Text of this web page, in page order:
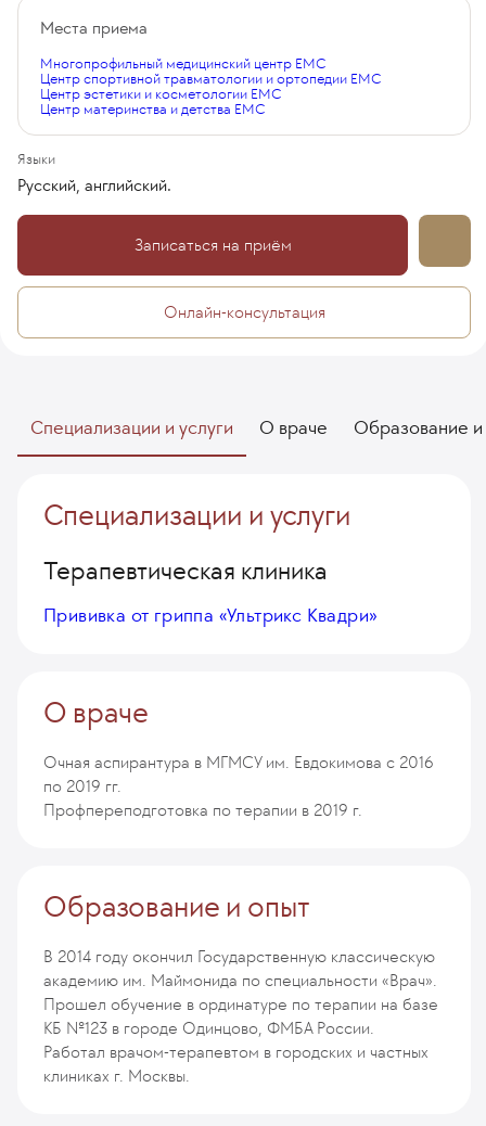
Места приема
Многопрофильный медицинский центр EMC
Центр спортивной травматологии и ортопедии EMC
Центр эстетики и косметологии EMC
Центр материнства и детства EMC
Языки
Русский, английский.
Записаться на приём
Онлайн-консультация
Специализации и услуги О враче Образование
Специализации и услуги
Терапевтическая клиника
Прививка от гриппа «Ультрикс Квадри»
О враче
Очная аспирантура в МГМСУ им. Евдокимова с 2016
по 2019 гг.
Профпереподготовка по терапии в 2019 г.
Образование и опыт
В 2014 году окончил Государственную классическую
академию им. Маймонида по специальности «Врач».
Прошел обучение в ординатуре по терапии на базе
КБ №123 в городе Одинцово, ФМБА России.
Работал врачом-терапевтом в городских и частных
клиниках г. Москвы.